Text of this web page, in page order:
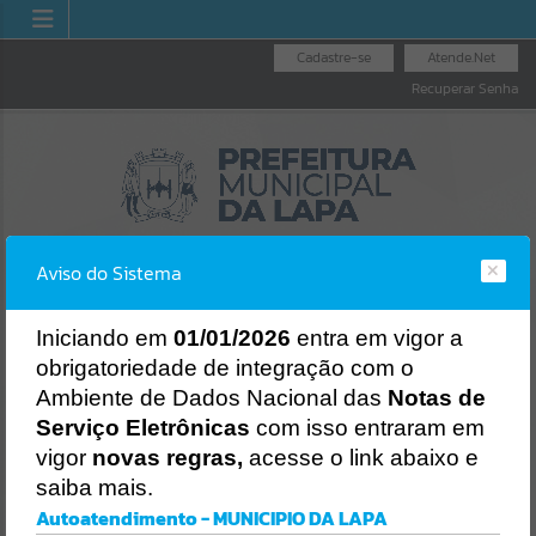
Atende.Net
Cadastre-se
Recuperar Senha
GERAL
DO MUNICÍPIO
LICITAÇÕES
NOTA FISCAL
ELETRÔNICA
Aviso do Sistema
Iniciando em 01/01/2026 entra em vigor a
obrigatoriedade de integração com o
Ambiente de Dados Nacional das Notas de
Serviço Eletrônicas com isso entraram em
vigor novas regras, acesse o link abaixo e
saiba mais.
Autoatendimento - MUNICIPIO DA LAPA
Erro
Gerenciamento do Sistema
Ocorreu um erro de script: